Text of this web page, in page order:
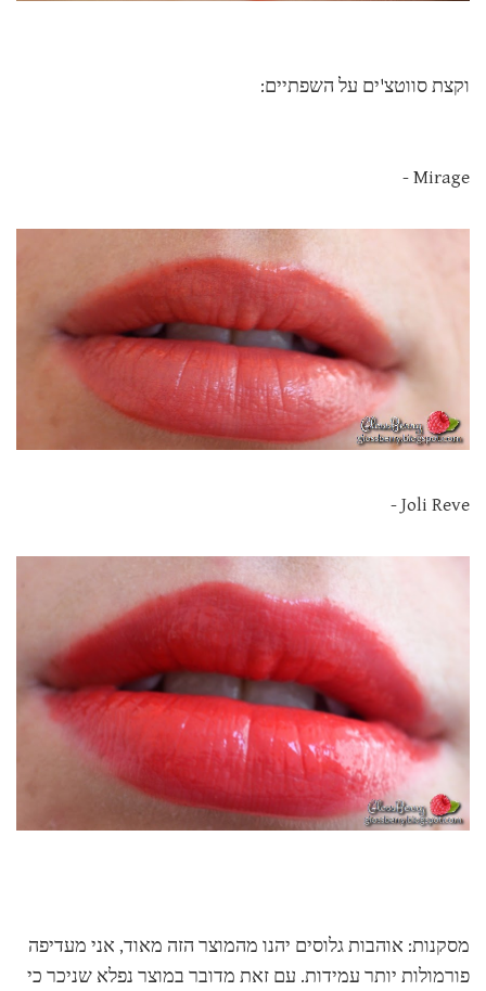
וקצת סווטצ'ים על השפתיים:
Mirage -
Joli Reve -
מסקנות: אוהבות גלוסים יהנו מהמוצר הזה מאוד, אני מעדיפה
פורמולות יותר עמידות. עם זאת מדובר במוצר נפלא שניכר כי